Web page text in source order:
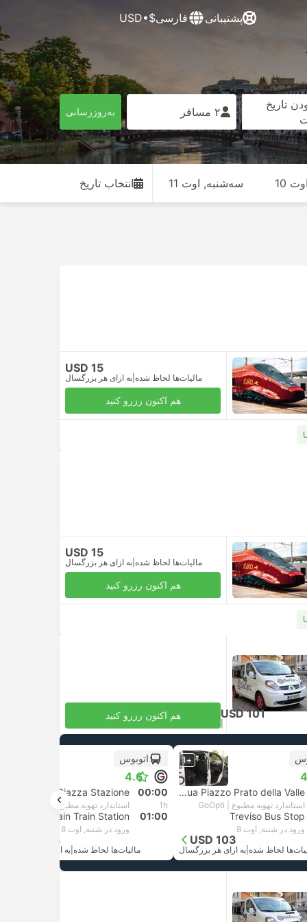
پشتیبانی فارسی$•USD
تاریخ
۲ مسافر به‌روزرسانی
10 سه‌شنبه, اوت 11 انتخاب تاریخ
USD 15
مالیات‌ها لحاظ شده به ازای هر بزرگسال
هم اکنون رزرو کنید
USD 15
مالیات‌ها لحاظ شده به ازای هر بزرگسال
هم اکنون رزرو کنید
USD 101
مالیات‌ها لحاظ شده
به ازای هر بزرگسال
هم اکنون رزرو کنید
+1
Padua Piazzo Prato della Valle
استاندارد تهویه مطبوع | GoOpti
Treviso Bus Stop
ورود در شنبه, اوت 8
USD 103
لحاظ شده به ازای هر بزرگسال
اتوبوس
4.6
00:00
Padua Piazza Stazione
1h استاندارد تهویه مطبوع | GoOpti
01:00
Treviso Main Train Station
ورود در شنبه, اوت 8
USD 103
مالیات‌ها لحاظ شده به ازای هر بزرگسال